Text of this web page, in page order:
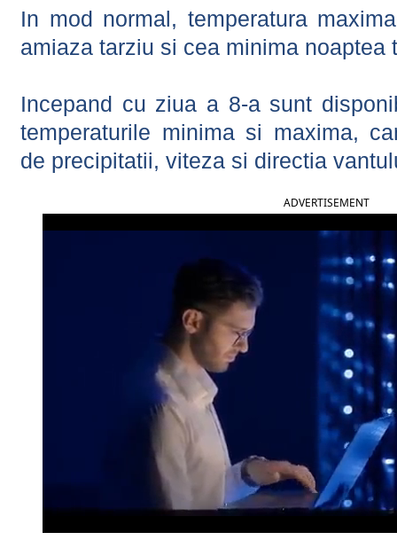
In mod normal, temperatura
amiaza tarziu si cea minima noaptea
Incepand cu ziua a 8-a sunt
temperaturile minima si maxima,
de precipitatii, viteza si directia
ADVERTISEMENT